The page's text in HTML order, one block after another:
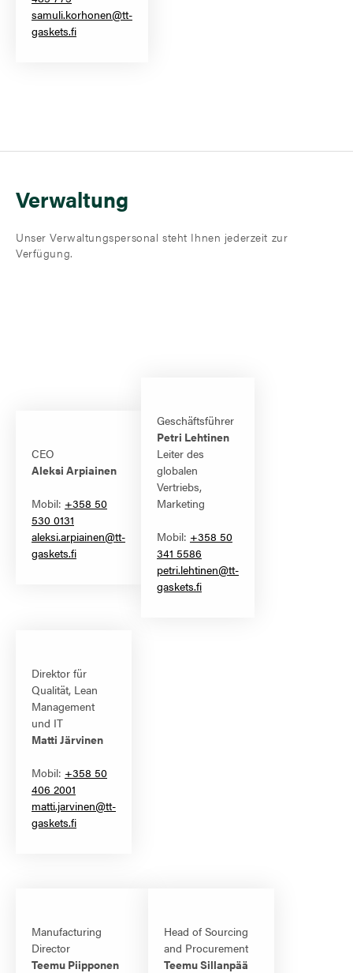
samuli.korhonen@tt-
gaskets.fi
Verwaltung
Unser Verwaltungspersonal steht Ihnen jederzeit zur
Verfügung.
CEO
Aleksi Arpiainen
Mobil: +358 50
530 0131
aleksi.arpiainen@tt-
gaskets.fi
Geschäftsführer
Petri Lehtinen
Leiter des
globalen
Vertriebs,
Marketing
Mobil: +358 50
341 5586
petri.lehtinen@tt-
gaskets.fi
Direktor für
Qualität, Lean
Management
und IT
Matti Järvinen
Mobil: +358 50
406 2001
matti.jarvinen@tt-
gaskets.fi
Manufacturing
Director
Teemu Piipponen
Head of Sourcing
and Procurement
Teemu Sillanpää